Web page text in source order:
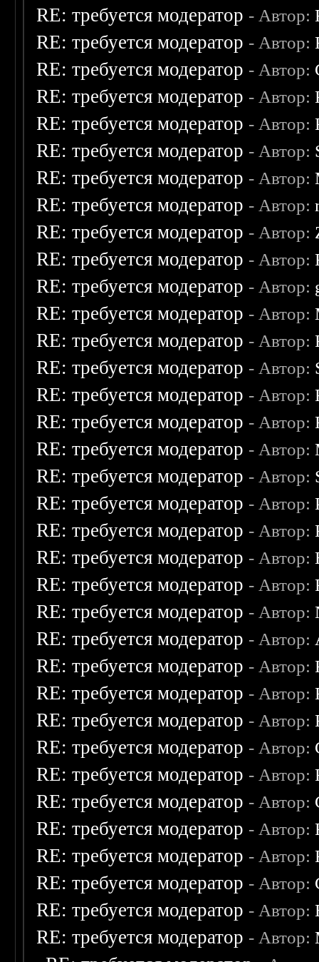
RE: требуется модератор - Автор:
RE: требуется модератор - Автор:
RE: требуется модератор - Автор:
RE: требуется модератор - Автор:
RE: требуется модератор - Автор:
RE: требуется модератор - Автор:
RE: требуется модератор - Автор:
RE: требуется модератор - Автор:
RE: требуется модератор - Автор:
RE: требуется модератор - Автор:
RE: требуется модератор - Автор:
RE: требуется модератор - Автор:
RE: требуется модератор - Автор:
RE: требуется модератор - Автор:
RE: требуется модератор - Автор:
RE: требуется модератор - Автор:
RE: требуется модератор - Автор:
RE: требуется модератор - Автор:
RE: требуется модератор - Автор:
RE: требуется модератор - Автор:
RE: требуется модератор - Автор:
RE: требуется модератор - Автор:
RE: требуется модератор - Автор:
RE: требуется модератор - Автор:
RE: требуется модератор - Автор:
RE: требуется модератор - Автор:
RE: требуется модератор - Автор:
RE: требуется модератор - Автор:
RE: требуется модератор - Автор:
RE: требуется модератор - Автор:
RE: требуется модератор - Автор:
RE: требуется модератор - Автор:
RE: требуется модератор - Автор:
RE: требуется модератор - Автор:
RE: требуется модератор - Автор: